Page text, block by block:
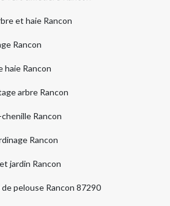
et haie Rancon
Rancon
haie Rancon
arbre Rancon
Rancon
Rancon
jardin Rancon
pelouse Rancon 87290